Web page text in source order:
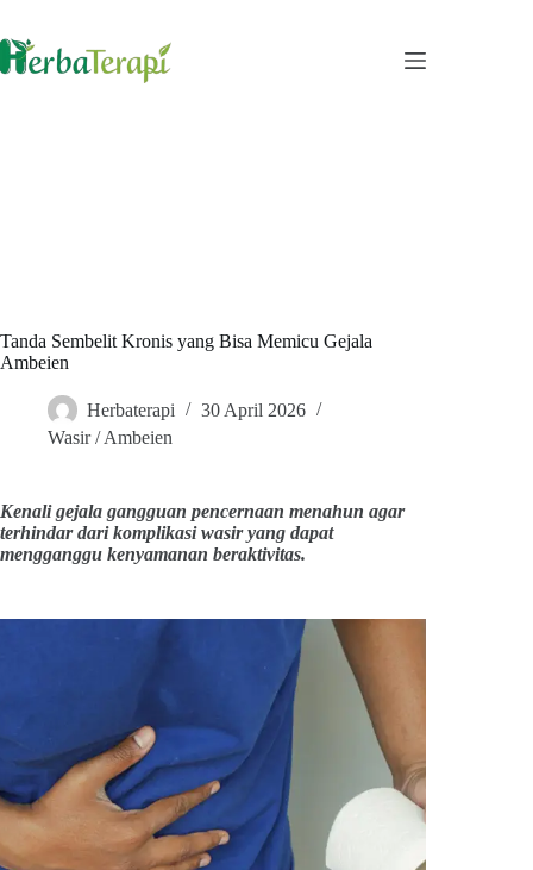
content
Tanda Sembelit Kronis yang Bisa Memicu Gejala
Ambeien
Herbaterapi
30 April 2026
Wasir / Ambeien
Kenali gejala gangguan pencernaan menahun agar
terhindar dari komplikasi wasir yang dapat
mengganggu kenyamanan beraktivitas.